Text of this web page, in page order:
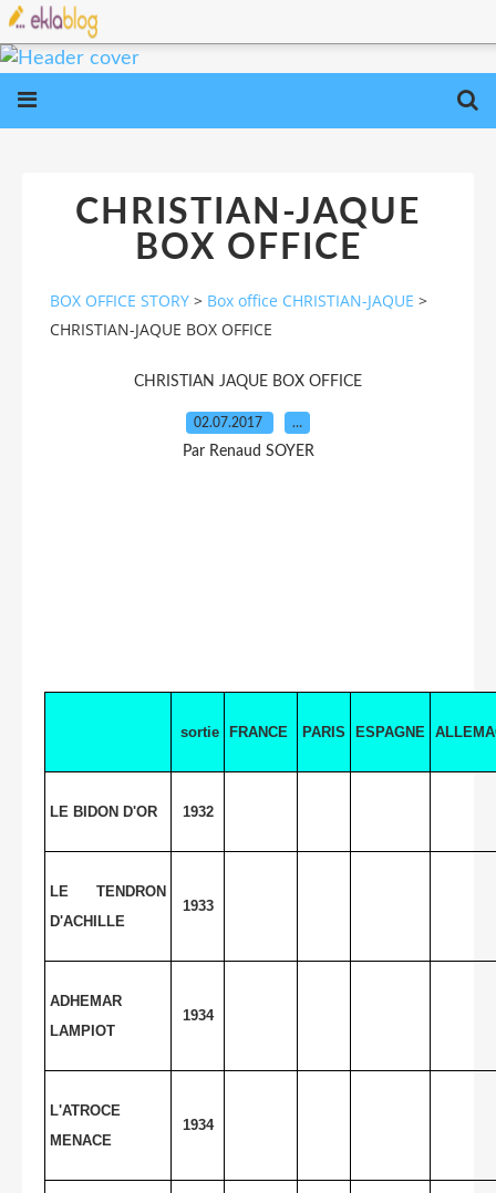
CHRISTIAN-JAQUE
BOX OFFICE
BOX OFFICE STORY > Box office CHRISTIAN-JAQUE >
CHRISTIAN-JAQUE BOX OFFICE
CHRISTIAN JAQUE BOX OFFICE
02.07.2017 …
Par Renaud SOYER
sortie FRANCE PARIS ESPAGNE
LE BIDON D'OR 1932
LE TENDRON
D'ACHILLE
1933
ADHEMAR
LAMPIOT
1934
L'ATROCE
MENACE
1934